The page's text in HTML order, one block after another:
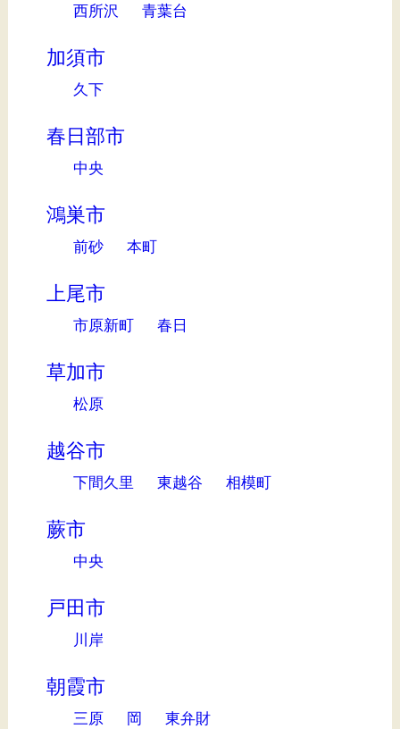
西所沢
青葉台
加須市
久下
春日部市
中央
鴻巣市
前砂 本町
上尾市
市原新町 春日
草加市
松原
越谷市
下間久里 東越谷 相模町
蕨市
中央
戸田市
川岸
朝霞市
三原 岡 東弁財